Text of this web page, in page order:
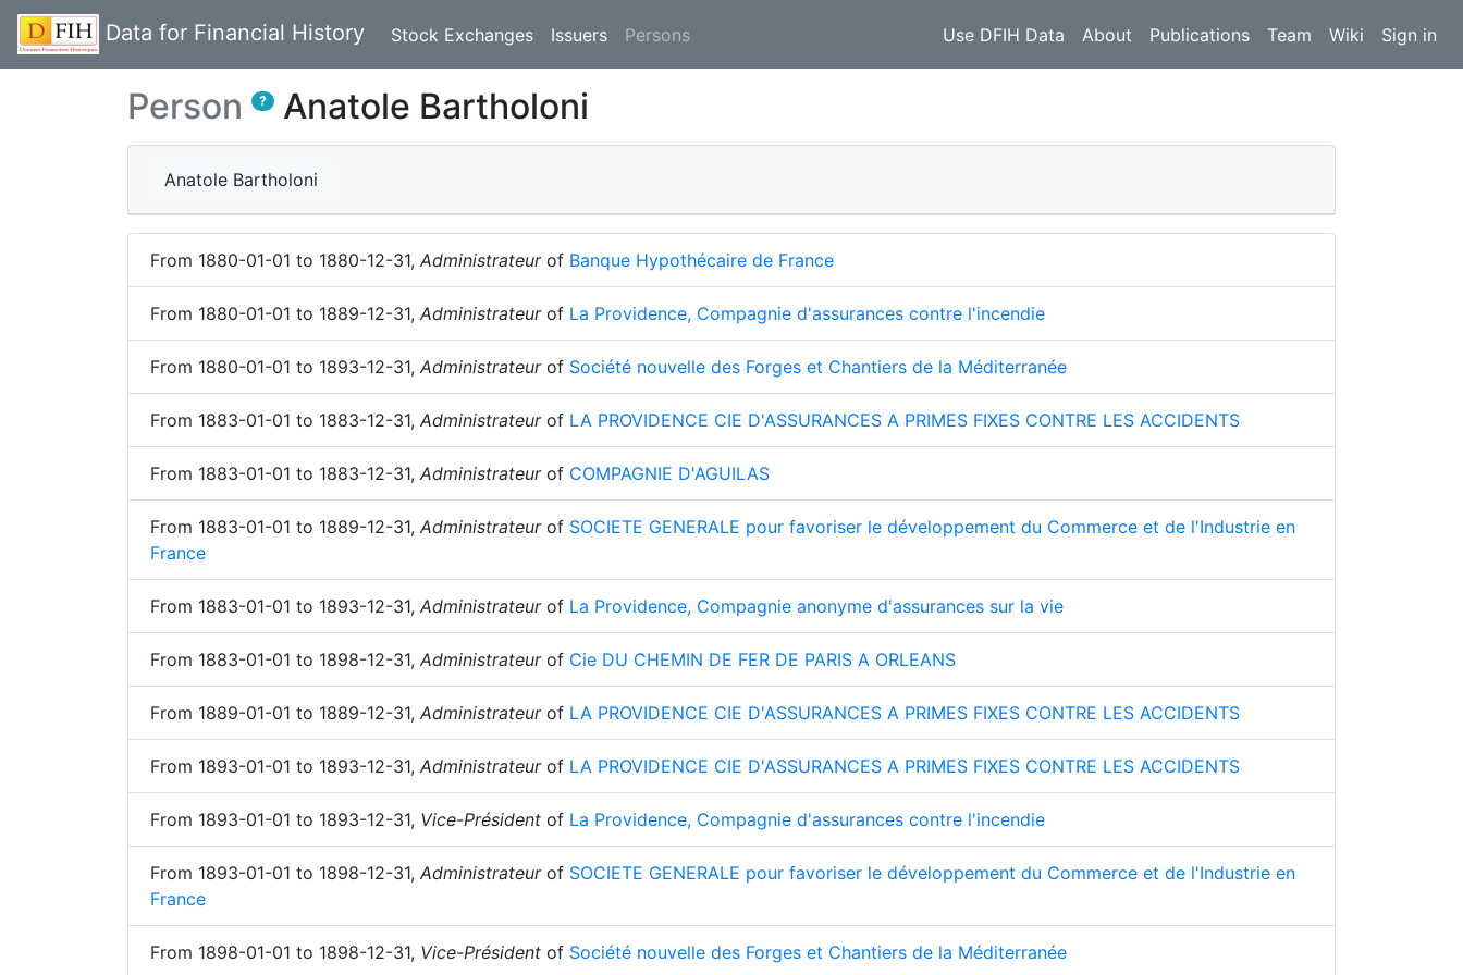
Data for Financial History Stock Exchanges Issuers Persons(current) Use DFIH Data About Publications Team Wiki Sign in
Person ? Anatole Bartholoni
Anatole Bartholoni
From 1880-01-01 to 1880-12-31, Administrateurof Banque Hypothécaire de France
From 1880-01-01 to 1889-12-31, Administrateurof La Providence, Compagnie d'assurances contre l'incendie
From 1880-01-01 to 1893-12-31, Administrateurof Société nouvelle des Forges et Chantiers de la Méditerranée
From 1883-01-01 to 1883-12-31, Administrateurof LA PROVIDENCE CIE D'ASSURANCES A PRIMES FIXES CONTRE LES ACCIDENTS
From 1883-01-01 to 1883-12-31, Administrateurof COMPAGNIE D'AGUILAS
From 1883-01-01 to 1889-12-31, Administrateurof SOCIETE GENERALE pour favoriser le développement du Commerce et de l'Industrie en
France
From 1883-01-01 to 1893-12-31, Administrateurof La Providence, Compagnie anonyme d'assurances sur la vie
From 1883-01-01 to 1898-12-31, Administrateurof Cie DU CHEMIN DE FER DE PARIS A ORLEANS
From 1889-01-01 to 1889-12-31, Administrateurof LA PROVIDENCE CIE D'ASSURANCES A PRIMES FIXES CONTRE LES ACCIDENTS
From 1893-01-01 to 1893-12-31, Administrateurof LA PROVIDENCE CIE D'ASSURANCES A PRIMES FIXES CONTRE LES ACCIDENTS
From 1893-01-01 to 1893-12-31, Vice-Président of La Providence, Compagnie d'assurances contre l'incendie
From 1893-01-01 to 1898-12-31, Administrateurof SOCIETE GENERALE pour favoriser le développement du Commerce et de l'Industrie en
France
From 1898-01-01 to 1898-12-31, Vice-Président of Société nouvelle des Forges et Chantiers de la Méditerranée